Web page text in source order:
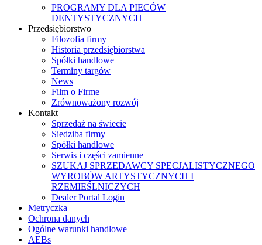
PROGRAMY DLA PIECÓW
DENTYSTYCZNYCH
Przedsiębiorstwo
Filozofia firmy
Historia przedsiębiorstwa
Spółki handlowe
Terminy targów
News
Film o Firme
Zrównoważony rozwój
Kontakt
Sprzedaż na świecie
Siedziba firmy
Spółki handlowe
Serwis i części zamienne
SZUKAJ SPRZEDAWCY SPECJALISTYCZNEGO
WYROBÓW ARTYSTYCZNYCH I
RZEMIEŚLNICZYCH
Dealer Portal Login
Metryczka
Ochrona danych
Ogólne warunki handlowe
AEBs